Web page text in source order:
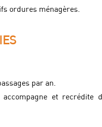
ordures ménagères.
par an.
et recrédite